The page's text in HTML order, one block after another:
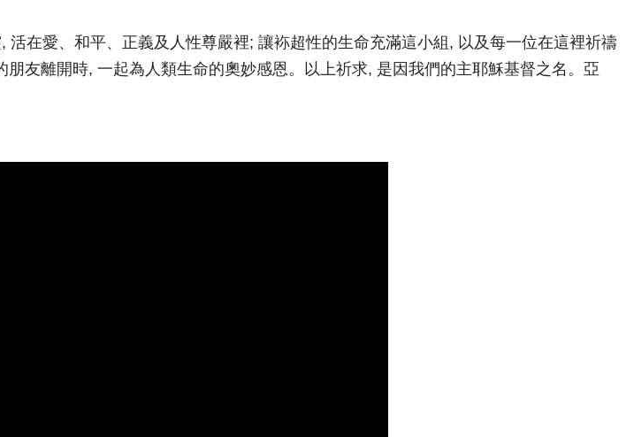
在愛、和平、正義及人性尊嚴裡; 讓袮超性的生命充滿這小組, 以及每一位在這裡祈禱
友離開時, 一起為人類生命的奧妙感恩。以上祈求, 是因我們的主耶穌基督之名。亞